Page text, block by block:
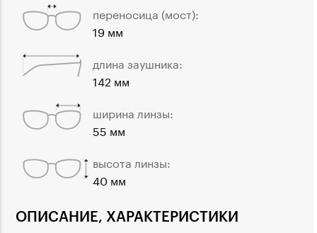
ОПИСАНИЕ, ХАРАКТЕРИСТИКИ
переносица (мост):
19 мм
длина заушника:
142 мм
ширина линзы:
55 мм
высота линзы:
40 мм